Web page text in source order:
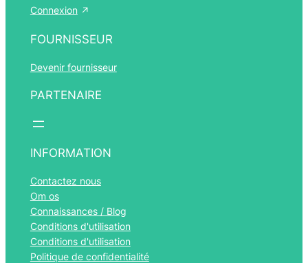
Connexion
FOURNISSEUR
Devenir fournisseur
PARTENAIRE
INFORMATION
Contactez nous
Om os
Connaissances / Blog
Conditions d'utilisation
Conditions d'utilisation
Politique de confidentialité